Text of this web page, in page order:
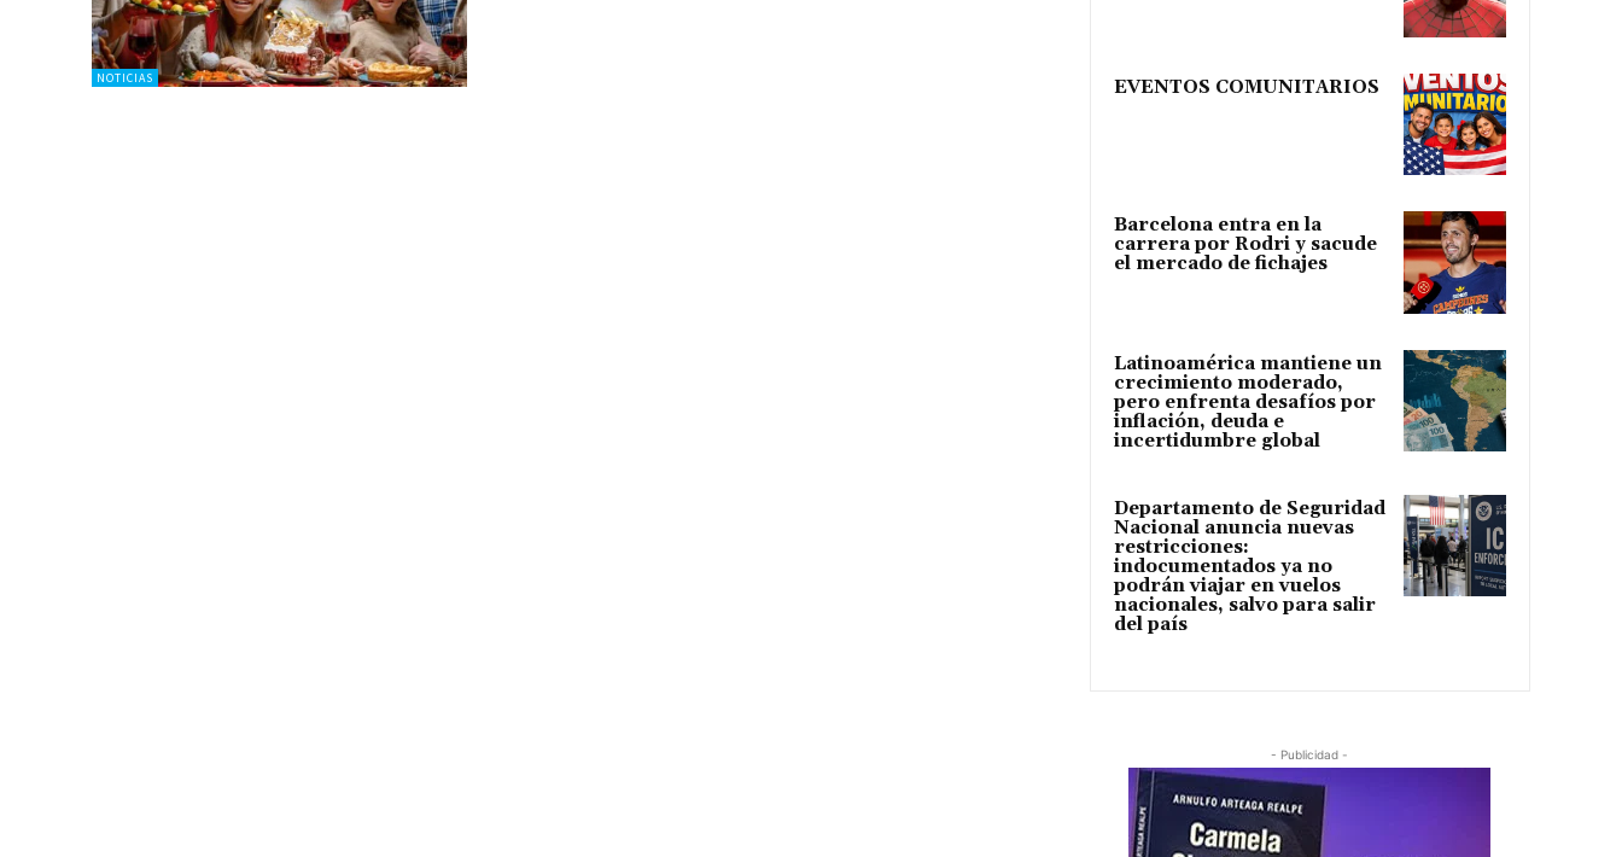
NOTICIAS EVENTOS COMUNITARIOS
Barcelona entra en la
carrera por Rodri y sacude
el mercado de fichajes
Latinoamérica mantiene un
crecimiento moderado,
pero enfrenta desafíos por
inflación, deuda e
incertidumbre global
Departamento de Seguridad
Nacional anuncia nuevas
restricciones:
indocumentados ya no
podrán viajar en vuelos
nacionales, salvo para salir
del país
- Publicidad -